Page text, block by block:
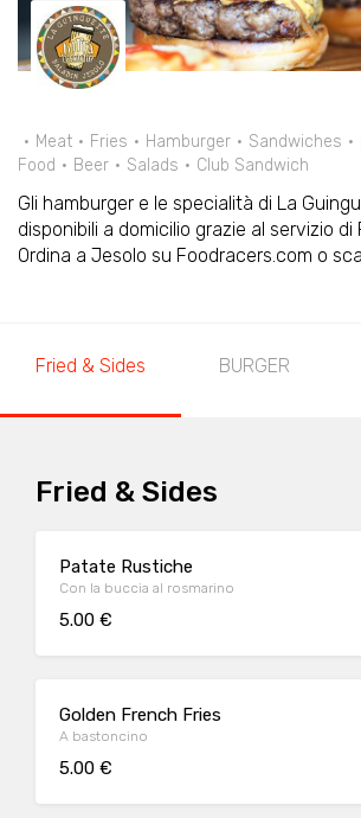
Meat Fries Hamburger Sandwiches
Food
Beer Salads Club Sandwich
Gli hamburger e le specialità di La
disponibili a domicilio grazie al servizio di
Ordina a Jesolo su Foodracers.com o
Fried & Sides BURGER
Fried & Sides
Patate Rustiche
Con la buccia al rosmarino
5.00 €
Golden French Fries
A bastoncino
5.00 €